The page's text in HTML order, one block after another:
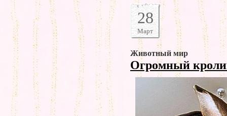
28
Март
Животный мир
Огромный